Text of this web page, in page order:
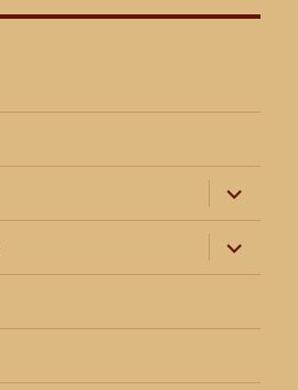
ブ
メ
ニ
ュ
ー
開
ブ
メ
ー
開